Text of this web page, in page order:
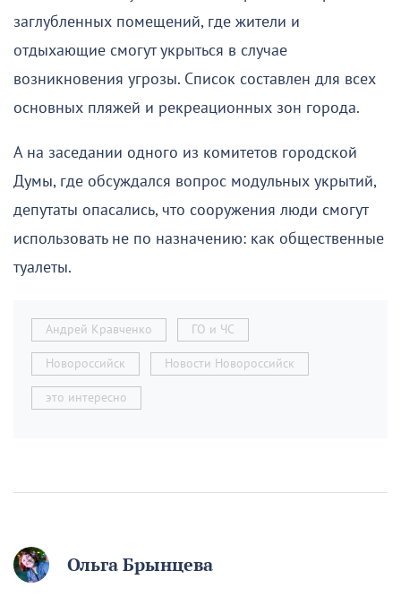
заглубленных помещений, где жители и
отдыхающие смогут укрыться в случае
возникновения угрозы. Список составлен для всех
основных пляжей и рекреационных зон города.
А на заседании одного из комитетов городской
Думы, где обсуждался вопрос модульных укрытий,
депутаты опасались, что сооружения люди смогут
использовать не по назначению: как общественные
туалеты.
Андрей Кравченко ГО и ЧС
Новороссийск Новости Новороссийск
это интересно
Ольга Брынцева